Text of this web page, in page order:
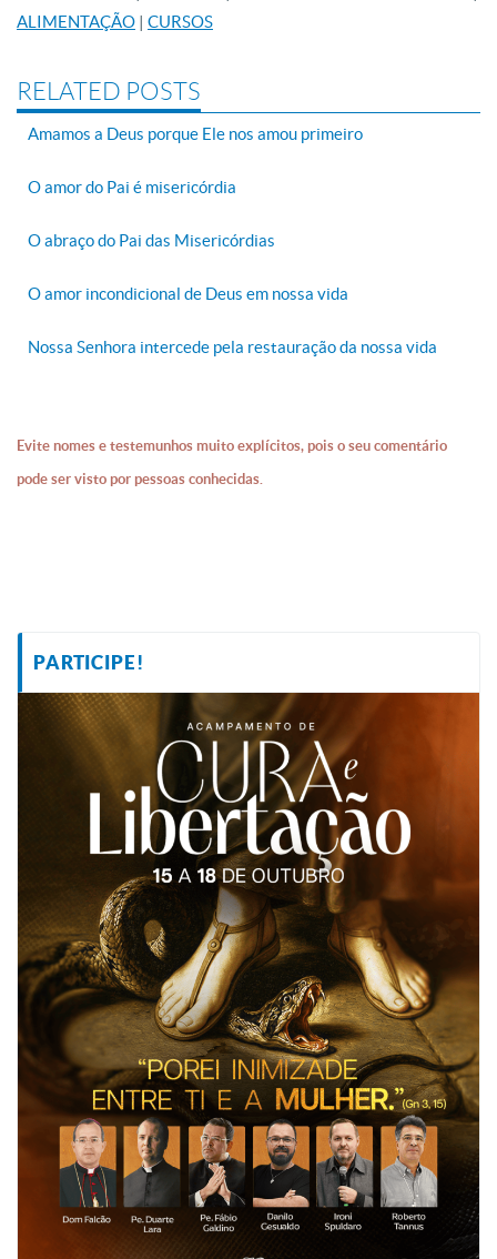
ALIMENTAÇÃO
CURSOS
RELATED POSTS
Amamos a Deus porque Ele nos amou primeiro
O amor do Pai é misericórdia
O abraço do Pai das Misericórdias
O amor incondicional de Deus em nossa vida
Nossa Senhora intercede pela restauração da nossa vida
Evite nomes e testemunhos muito explícitos, pois o seu comentário
pode ser visto por pessoas conhecidas.
PARTICIPE!